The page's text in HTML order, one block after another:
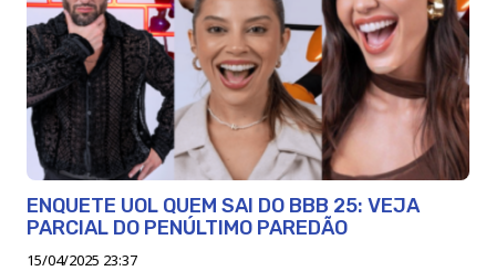
ENQUETE UOL QUEM SAI DO BBB 25: VEJA
PARCIAL DO PENÚLTIMO PAREDÃO
15/04/2025 23:37